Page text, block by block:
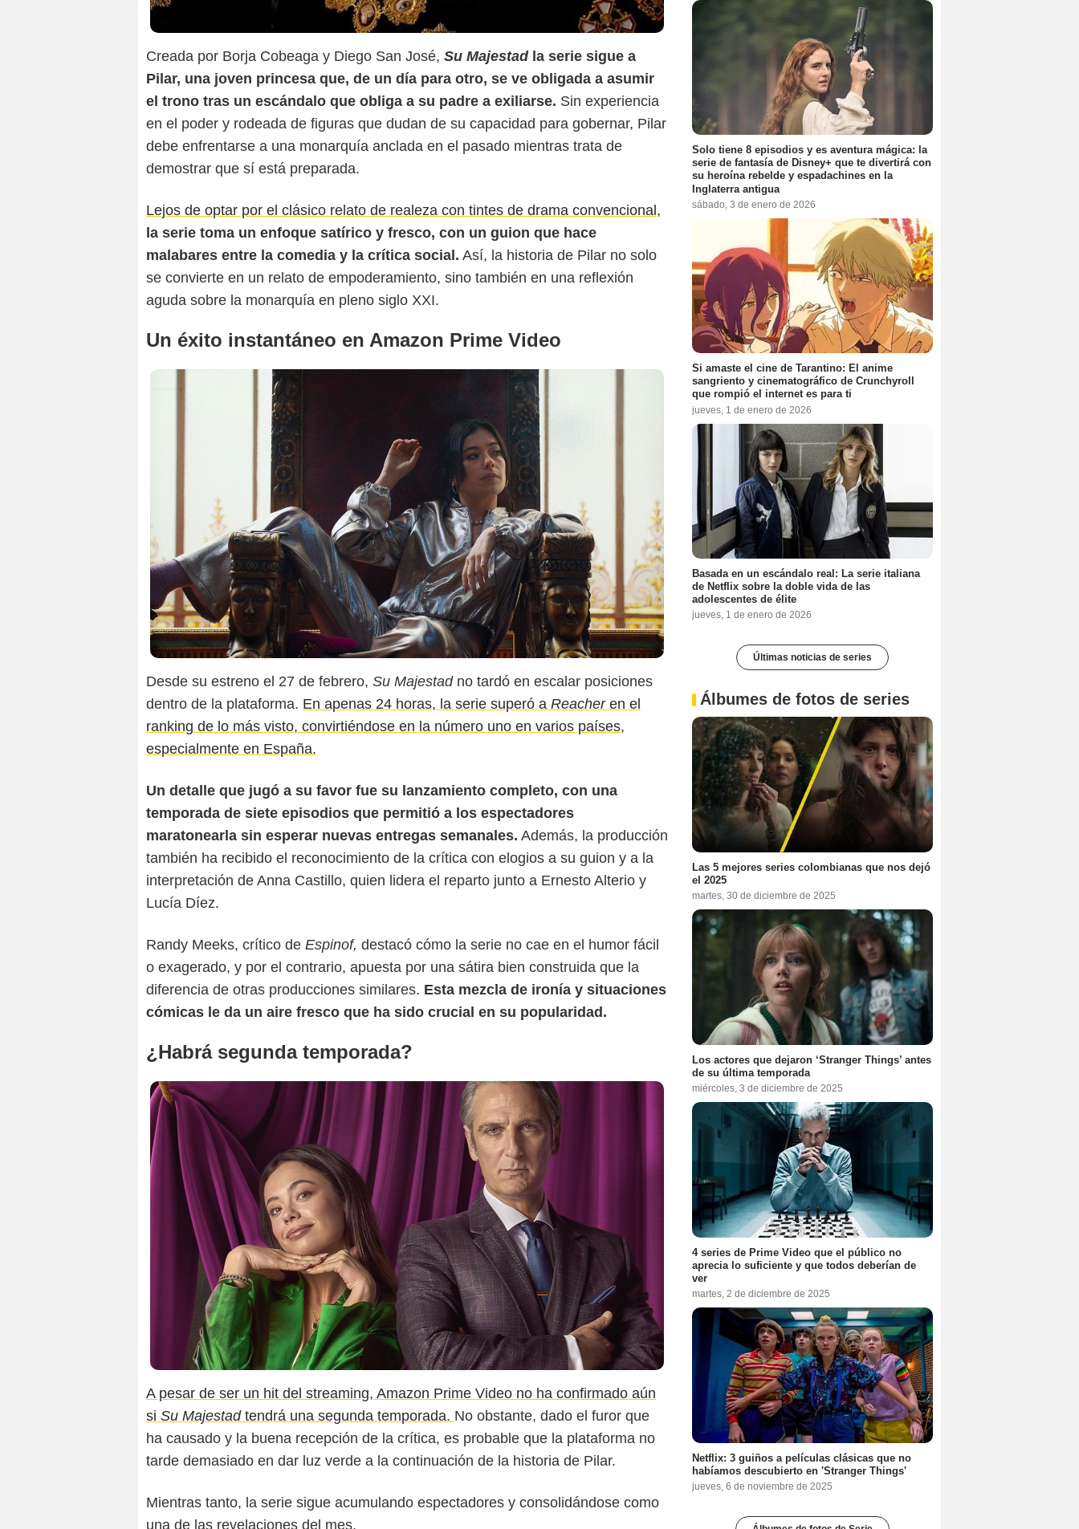
Creada por Borja Cobeaga y Diego San José, Su Majestad la serie sigue a
Pilar, una joven princesa que, de un día para otro, se ve obligada a asumir
el trono tras un escándalo que obliga a su padre a exiliarse. Sin experiencia
en el poder y rodeada de figuras que dudan de su capacidad para gobernar, Pilar
debe enfrentarse a una monarquía anclada en el pasado mientras trata de
demostrar que sí está preparada.
Lejos de optar por el clásico relato de realeza con tintes de drama convencional,
la serie toma un enfoque satírico y fresco, con un guion que hace
malabares entre la comedia y la crítica social. Así, la historia de Pilar no solo
se convierte en un relato de empoderamiento, sino también en una reflexión
aguda sobre la monarquía en pleno siglo XXI.
Un éxito instantáneo en Amazon Prime Video
Prime Video
Desde su estreno el 27 de febrero, Su Majestad no tardó en escalar posiciones
dentro de la plataforma. En apenas 24 horas, la serie superó a Reacher en el
ranking de lo más visto, convirtiéndose en la número uno en varios países,
especialmente en España.
Un detalle que jugó a su favor fue su lanzamiento completo, con una
temporada de siete episodios que permitió a los espectadores
maratonearla sin esperar nuevas entregas semanales. Además, la producción
también ha recibido el reconocimiento de la crítica con elogios a su guion y a la
interpretación de Anna Castillo, quien lidera el reparto junto a Ernesto Alterio y
Lucía Díez.
Randy Meeks, crítico de Espinof, destacó cómo la serie no cae en el humor fácil
o exagerado, y por el contrario, apuesta por una sátira bien construida que la
diferencia de otras producciones similares. Esta mezcla de ironía y situaciones
cómicas le da un aire fresco que ha sido crucial en su popularidad.
¿Habrá segunda temporada?
A pesar de ser un hit del streaming, Amazon Prime Video no ha confirmado aún
si Su Majestad tendrá una segunda temporada. No obstante, dado el furor que
ha causado y la buena recepción de la crítica, es probable que la plataforma no
tarde demasiado en dar luz verde a la continuación de la historia de Pilar.
Mientras tanto, la serie sigue acumulando espectadores y consolidándose como
una de las revelaciones del mes.
Solo tiene 8 episodios y es aventura mágica: la
serie de fantasía de Disney+ que te divertirá con
su heroína rebelde y espadachines en la
Inglaterra antigua
sábado, 3 de enero de 2026
Si amaste el cine de Tarantino: El anime
sangriento y cinematográfico de Crunchyroll
que rompió el internet es para ti
jueves, 1 de enero de 2026
Basada en un escándalo real: La serie italiana
de Netflix sobre la doble vida de las
adolescentes de élite
jueves, 1 de enero de 2026
Últimas noticias de series
Álbumes de fotos de series
Las 5 mejores series colombianas que nos dejó
el 2025
martes, 30 de diciembre de 2025
Los actores que dejaron ‘Stranger Things’ antes
de su última temporada
miércoles, 3 de diciembre de 2025
4 series de Prime Video que el público no
aprecia lo suficiente y que todos deberían de
ver
martes, 2 de diciembre de 2025
Netflix: 3 guiños a películas clásicas que no
habíamos descubierto en 'Stranger Things'
jueves, 6 de noviembre de 2025